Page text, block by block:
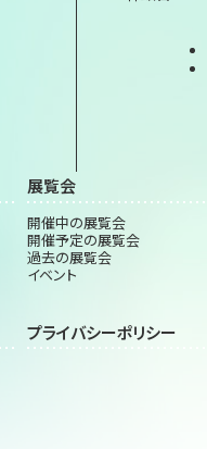
展覧会
開催中の展覧会
開催予定の展覧会
過去の展覧会
イベント
プライバシーポリシー